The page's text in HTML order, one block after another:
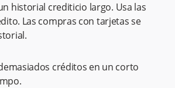
historial crediticio largo. Usa las
Las compras con tarjetas se
créditos en un corto